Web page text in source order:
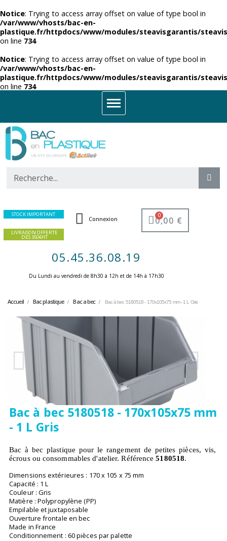
Notice: Trying to access array offset on value of type bool in
/var/www/vhosts/bac-en-
plastique.fr/httpdocs/www/modules/steavisgarantis/
on line 734
Notice: Trying to access array offset on value of type bool in
/var/www/vhosts/bac-en-
plastique.fr/httpdocs/www/modules/steavisgarantis/
on line 734
STOCK IMPORTANT
LIVRAISON OFFERTE
DES 350€HT
Connexion 0,00 €
05.45.36.08.19
Du Lundi au vendredi de 8h30 à 12h et de 14h à 17h30 ​
Accueil Bac plastique Bac a bec Bac à bec 5180518 - 170x105x75 mm - 1 L Gris
Bac à bec 5180518 - 170x105x75 mm
- 1 L Gris
Bac à bec plastique pour le rangement de petites pièces, vis,
écrous ou consommables d'atelier. Référence5180518.
Dimensions extérieures : 170 x 105 x 75 mm
Capacité : 1 L
Couleur : Gris
Matière : Polypropylène (PP)
Empilable et juxtaposable
Ouverture frontale en bec
Made in France
Conditionnement : 60 pièces par palette